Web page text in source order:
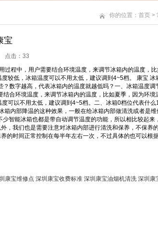
你的位置： 首页 >
宝
击： 33
程中，用户需要结合环境温度，来调节冰箱内的温度，比
较低，冰箱温度可以不用太低，建议调到4~5档。 康宝 冰
数字越高，代表冰箱内的温度就越低吗？一、冰箱温度调
合环境温度，来调节冰箱内的温度，比如夏季，因为环境
可以不用太低，建议调到4~5档。二、冰箱0档位代表什么
内部降温的这种效果，一般在给冰箱内部做清洗或者是维
智能冰箱也都是带自动调节温度的功能，所以相比较起来
，我们也是需要注意对冰箱内部进行清洗和保养，不保养
的时间正常控制在每半年左右一次，不过具体的也可以根
康宝维修点 深圳康宝收费标准 深圳康宝油烟机清洗 深圳康